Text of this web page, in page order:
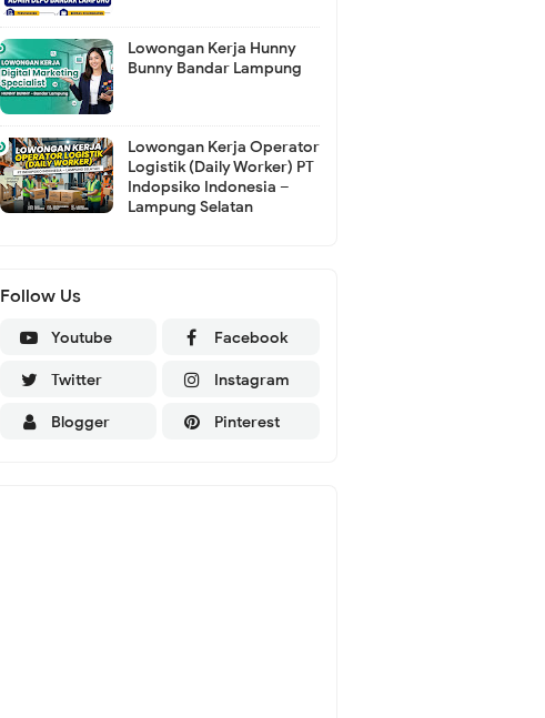
Lowongan Kerja Hunny
Bunny Bandar Lampung
Lowongan Kerja Operator
Logistik (Daily Worker) PT
Indopsiko Indonesia –
Lampung Selatan
Follow Us
Youtube Facebook
Twitter Instagram
Blogger Pinterest